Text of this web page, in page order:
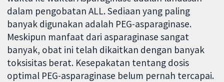
dalam pengobatan ALL. Sediaan yang paling
banyak digunakan adalah PEG-asparaginase.
Meskipun manfaat dari asparaginase sangat
banyak, obat ini telah dikaitkan dengan banyak
toksisitas berat. Kesepakatan tentang dosis
optimal PEG-asparaginase belum pernah tercapai.